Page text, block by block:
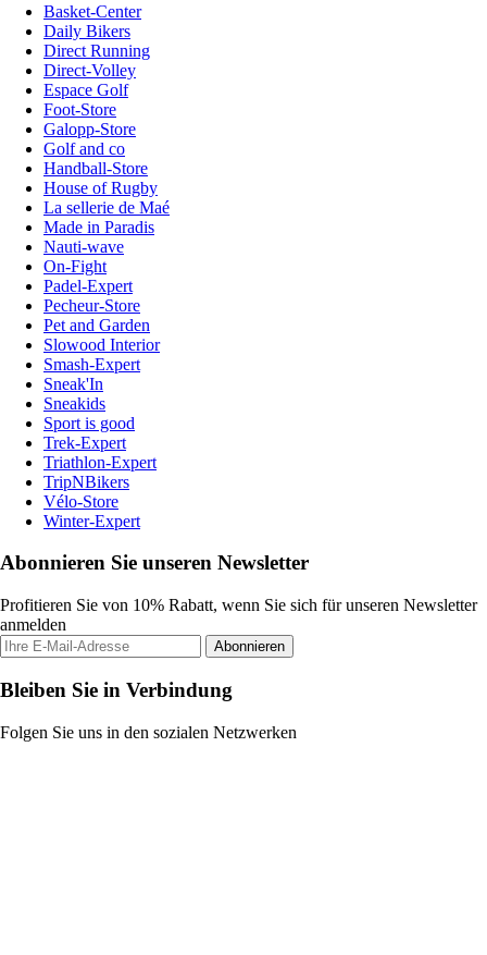
Basket-Center
Daily Bikers
Direct Running
Direct-Volley
Espace Golf
Foot-Store
Galopp-Store
Golf and co
Handball-Store
House of Rugby
La sellerie de Maé
Made in Paradis
Nauti-wave
On-Fight
Padel-Expert
Pecheur-Store
Pet and Garden
Slowood Interior
Smash-Expert
Sneak'In
Sneakids
Sport is good
Trek-Expert
Triathlon-Expert
TripNBikers
Vélo-Store
Winter-Expert
Abonnieren Sie unseren Newsletter
Profitieren Sie von 10% Rabatt, wenn Sie sich für unseren Newsletter
anmelden
Abonnieren
Bleiben Sie in Verbindung
Folgen Sie uns in den sozialen Netzwerken